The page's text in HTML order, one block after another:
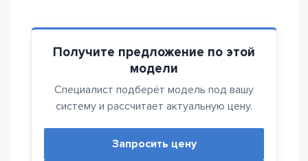
Получите предложение по этой
модели
Специалист подберёт модель под вашу
систему и рассчитает актуальную цену.
Запросить цену